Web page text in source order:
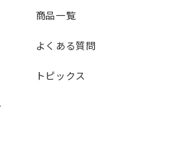
商品一覧
よくある質問
トピックス